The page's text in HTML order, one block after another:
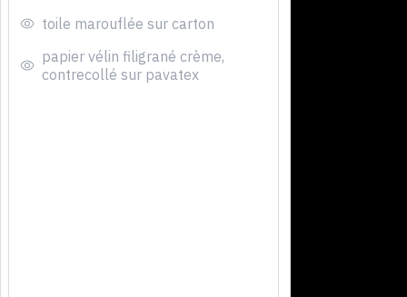
toile marouflée sur carton
papier vélin filigrané crème,
contrecollé sur pavatex